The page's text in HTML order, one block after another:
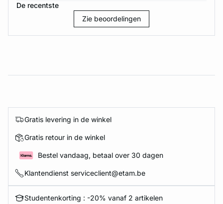
De recentste
Zie beoordelingen
Gratis levering in de winkel
Gratis retour in de winkel
Bestel vandaag, betaal over 30 dagen
Klantendienst serviceclient@etam.be
Studentenkorting : -20% vanaf 2 artikelen